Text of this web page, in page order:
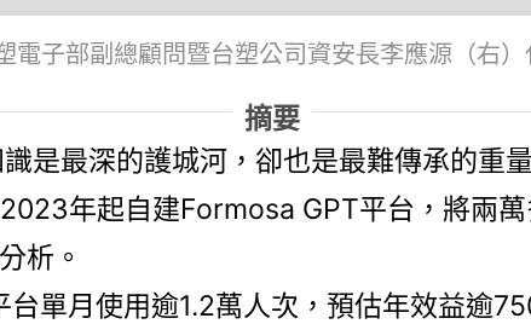
子部副總顧問暨台塑公司資安長李應源（右）
摘要
是最深的護城河，卻也是最難傳承的重
年起自建Formosa GPT平台，將兩
析。
單月使用逾1.2萬人次，預估年效益逾